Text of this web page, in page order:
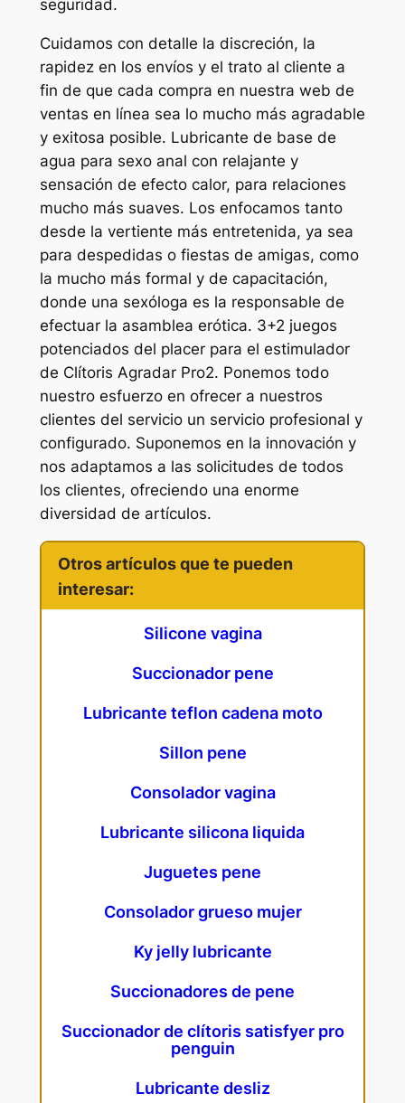
seguridad.
Cuidamos con detalle la discreción, la
rapidez en los envíos y el trato al cliente a
fin de que cada compra en nuestra web de
ventas en línea sea lo mucho más agradable
y exitosa posible. Lubricante de base de
agua para sexo anal con relajante y
sensación de efecto calor, para relaciones
mucho más suaves. Los enfocamos tanto
desde la vertiente más entretenida, ya sea
para despedidas o fiestas de amigas, como
la mucho más formal y de capacitación,
donde una sexóloga es la responsable de
efectuar la asamblea erótica. 3+2 juegos
potenciados del placer para el estimulador
de Clítoris Agradar Pro2. Ponemos todo
nuestro esfuerzo en ofrecer a nuestros
clientes del servicio un servicio profesional y
configurado. Suponemos en la innovación y
nos adaptamos a las solicitudes de todos
los clientes, ofreciendo una enorme
diversidad de artículos.
Otros artículos que te pueden
interesar:
Silicone vagina
Succionador pene
Lubricante teflon cadena moto
Sillon pene
Consolador vagina
Lubricante silicona liquida
Juguetes pene
Consolador grueso mujer
Ky jelly lubricante
Succionadores de pene
Succionador de clítoris satisfyer pro
penguin
Lubricante desliz